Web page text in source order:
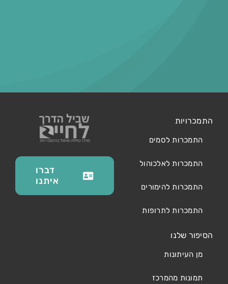
התמכרויות
התמכרות לסמים
התמכרות לאלכוהול
התמכרות להימורים
התמכרות לתרופות
הסיפור שלנו
מן העיתונות
תמונות מהמרכז
דברו
איתנו